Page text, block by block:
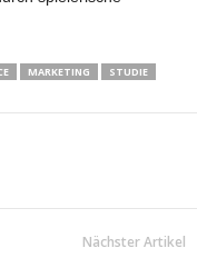
MARKETING
STUDIE
Nächster Artikel